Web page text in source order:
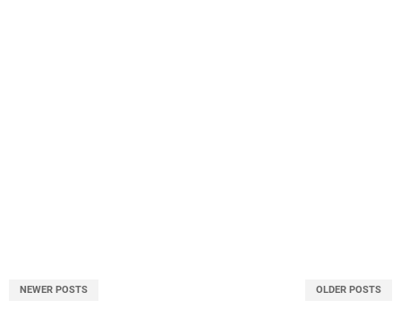
NEWER POSTS OLDER POSTS